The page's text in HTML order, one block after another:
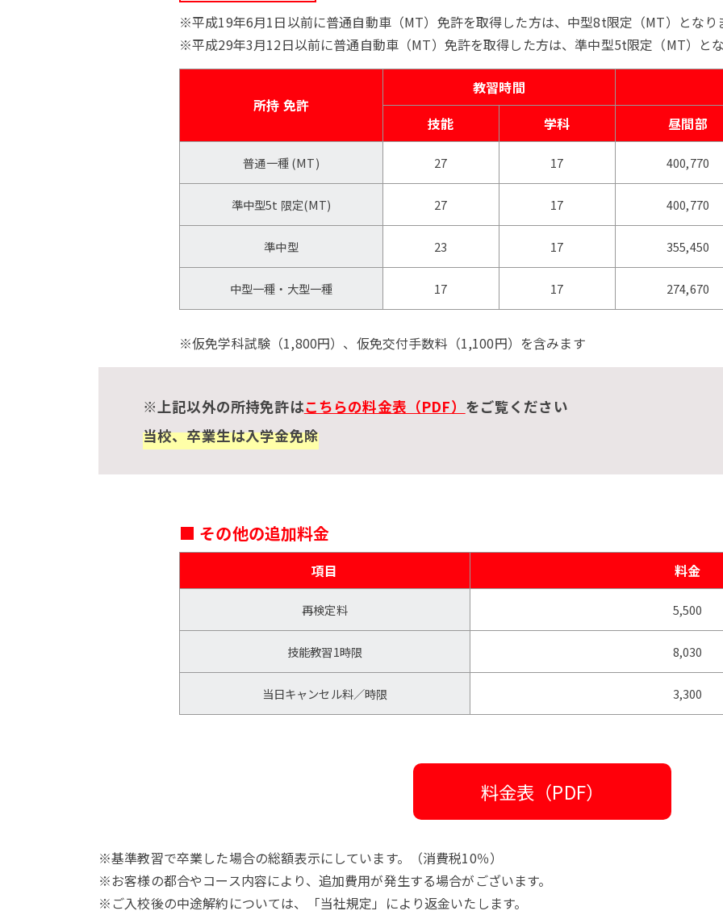
※平成19年6月1日以前に普通自動車（MT）免許を取得した方は、中型8t限定（MT）となり
※平成29年3月12日以前に普通自動車（MT）免許を取得した方は、準中型5t限定（MT）とな
所持 免許
教習時間
技能
学科 昼間部
普通一種(MT) 27 17 400,770
準中型5t 限定(MT) 27 17 400,770
準中型 23 17 355,450
中型一種・大型一種 17 17 274,670
※仮免学科試験（1,800円）、仮免交付手数料（1,100円）を含みます
※上記以外の所持免許はこちらの料金表（PDF） をご覧ください
当校、卒業生は入学金免除
■ その他の追加料金
項目 料金
再検定料 5,500
技能教習1時限 8,030
当日キャンセル料／時限 3,300
料金表（PDF）
※基準教習で卒業した場合の総額表示にしています。（消費税10％）
※お客様の都合やコース内容により、追加費用が発生する場合がございます。
※ご入校後の中途解約については、「当社規定」により返金いたします。